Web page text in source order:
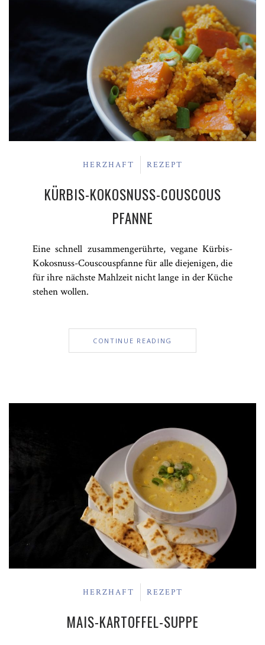
HERZHAFT REZEPT
KÜRBIS-KOKOSNUSS-COUSCOUS
PFANNE
Eine schnell zusammengerührte, vegane Kürbis-
Kokosnuss-Couscouspfanne für alle diejenigen, die
für ihre nächste Mahlzeit nicht lange in der Küche
stehen wollen.
CONTINUE READING
HERZHAFT REZEPT
MAIS-KARTOFFEL-SUPPE